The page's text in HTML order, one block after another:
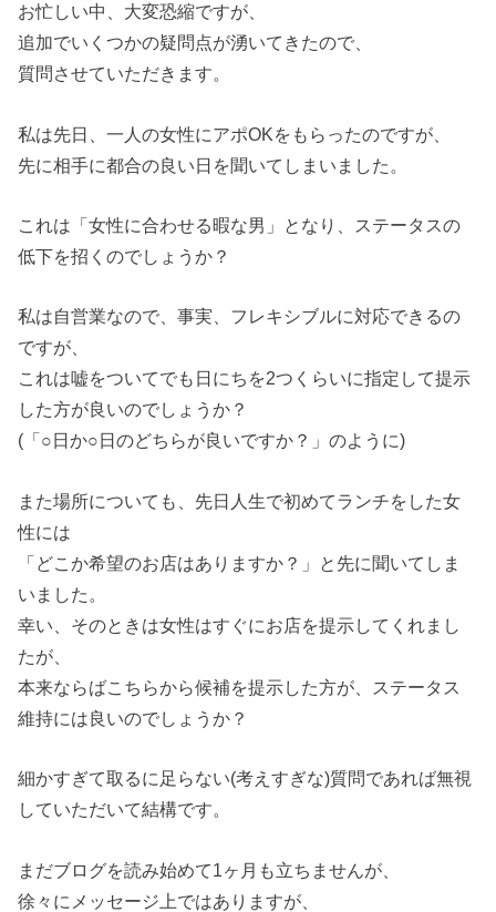
お忙しい中、大変恐縮ですが、
追加でいくつかの疑問点が湧いてきたので、
質問させていただきます。
私は先日、一人の女性にアポOKをもらったのですが、
先に相手に都合の良い日を聞いてしまいました。
これは「女性に合わせる暇な男」となり、ステータスの
低下を招くのでしょうか？
私は自営業なので、事実、フレキシブルに対応できるの
ですが、
これは嘘をついてでも日にちを2つくらいに指定して提示
した方が良いのでしょうか？
(「○日か○日のどちらが良いですか？」のように)
また場所についても、先日人生で初めてランチをした女
性には
「どこか希望のお店はありますか？」と先に聞いてしま
いました。
幸い、そのときは女性はすぐにお店を提示してくれまし
たが、
本来ならばこちらから候補を提示した方が、ステータス
維持には良いのでしょうか？
細かすぎて取るに足らない(考えすぎな)質問であれば無視
していただいて結構です。
まだブログを読み始めて1ヶ月も立ちませんが、
徐々にメッセージ上ではありますが、